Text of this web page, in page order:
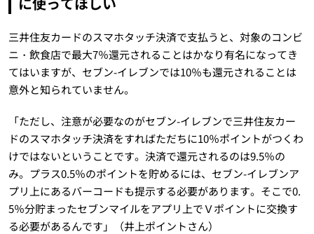
三井住友カードのスマホタッチ決済で支払うと、対象のコンビ
ニ・飲食店で最大7％還元されることはかなり有名になってき
てはいますが、セブン-イレブンでは10％も還元されることは
意外と知られていません。
「ただし、注意が必要なのがセブン-イレブンで三井住友カー
ドのスマホタッチ決済をすればただちに10％ポイントがつくわ
けではないということです。決済で還元されるのは9.5％の
み。プラス0.5％のポイントを貯めるには、セブン-イレブンア
プリ上にあるバーコードも提示する必要があります。そこで0.
5％分貯まったセブンマイルをアプリ上でＶポイントに交換す
る必要があるんです」（井上ポイントさん）